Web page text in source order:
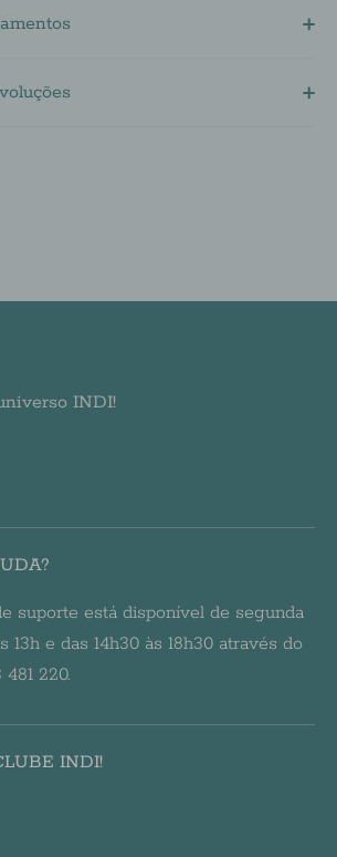
INDI!
suporte está disponível de segunda
13h e das 14h30 às 18h30 através do
481 220.
INDI!